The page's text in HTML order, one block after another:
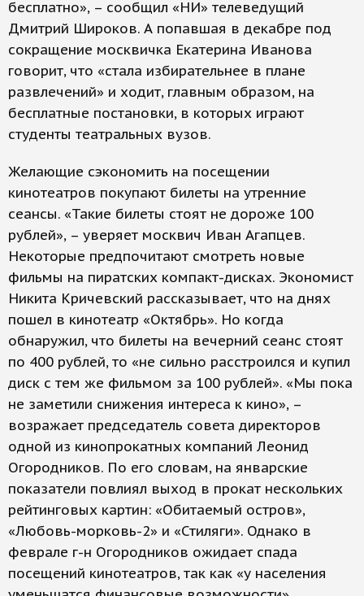
бесплатно», – сообщил «НИ» телеведущий
Дмитрий Широков. А попавшая в декабре под
сокращение москвичка Екатерина Иванова
говорит, что «стала избирательнее в плане
развлечений» и ходит, главным образом, на
бесплатные постановки, в которых играют
студенты театральных вузов.
Желающие сэкономить на посещении
кинотеатров покупают билеты на утренние
сеансы. «Такие билеты стоят не дороже 100
рублей», – уверяет москвич Иван Агапцев.
Некоторые предпочитают смотреть новые
фильмы на пиратских компакт-дисках. Экономист
Никита Кричевский рассказывает, что на днях
пошел в кинотеатр «Октябрь». Но когда
обнаружил, что билеты на вечерний сеанс стоят
по 400 рублей, то «не сильно расстроился и купил
диск с тем же фильмом за 100 рублей». «Мы пока
не заметили снижения интереса к кино», –
возражает председатель совета директоров
одной из кинопрокатных компаний Леонид
Огородников. По его словам, на январские
показатели повлиял выход в прокат нескольких
рейтинговых картин: «Обитаемый остров»,
«Любовь-морковь-2» и «Стиляги». Однако в
феврале г-н Огородников ожидает спада
посещений кинотеатров, так как «у населения